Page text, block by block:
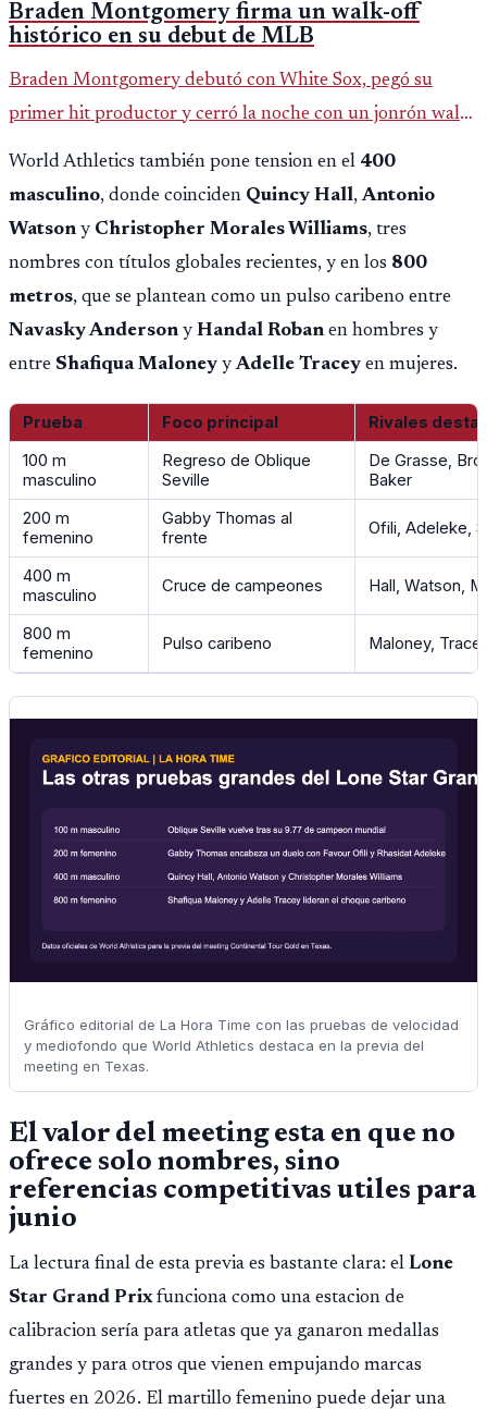
Braden Montgomery firma un walk-off
histórico en su debut de MLB
Braden Montgomery debutó con White Sox, pegó su
primer hit productor y cerró la noche con un jonrón walk-
World Athletics también pone tension en el 400
masculino, donde coinciden Quincy Hall,Antonio
Watson y Christopher Morales Williams, tres
nombres con títulos globales recientes, y en los 800
metros, que se plantean como un pulso caribeno entre
Navasky Anderson y Handal Roban en hombres y
entre Shafiqua Maloney yAdelle Tracey en mujeres.
Prueba Foco principal
Rivales
100 m
masculino
Regreso de Oblique
Seville
De Grasse,
Baker
200 m
femenino
Gabby Thomas al
frente
Ofili, Adeleke,
400 m
masculino
Cruce de campeones Hall, Watson,
800 m
femenino
Pulso caribeno Maloney,
Gráfico editorial de La Hora Time con las pruebas de velocidad
y mediofondo que World Athletics destaca en la previa del
meeting en Texas.
El valor del meeting esta en que no
ofrece solo nombres, sino
referencias competitivas utiles para
junio
La lectura final de esta previa es bastante clara: el Lone
Star Grand Prixfunciona como una estacion de
calibracion sería para atletas que ya ganaron medallas
grandes y para otros que vienen empujando marcas
fuertes en 2026. El martillo femenino puede dejar una